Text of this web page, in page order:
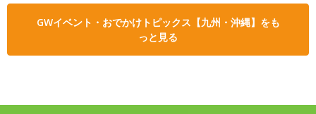
GWイベント・おでかけトピックス【九州・沖縄】をも
っと見る